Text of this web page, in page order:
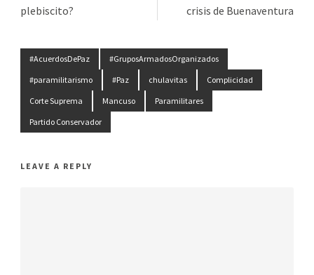
plebiscito?
crisis de Buenaventura
#AcuerdosDePaz
#GruposArmadosOrganizados
#paramilitarismo
#Paz chulavitas
Complicidad
Corte Suprema
Mancuso
Paramilitares
Partido Conservador
LEAVE A REPLY